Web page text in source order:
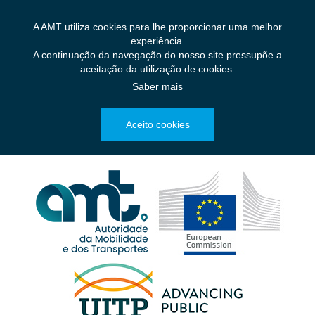
A AMT utiliza cookies para lhe proporcionar uma melhor
experiência.
A continuação da navegação do nosso site pressupõe a
aceitação da utilização de cookies.
Saber mais
Aceito cookies